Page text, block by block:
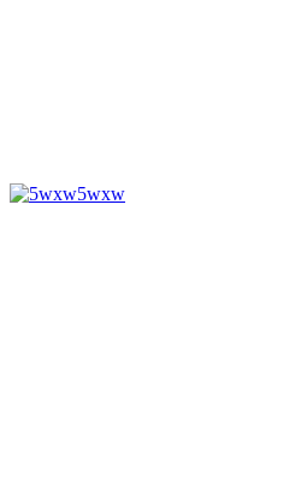
5wxw